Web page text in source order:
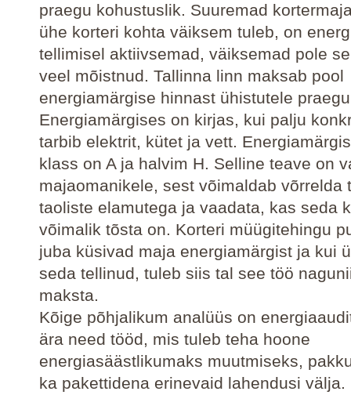
praegu kohustuslik. Suuremad
ühe korteri kohta väiksem tuleb, on
tellimisel aktiivsemad, väiksemad pole
veel mõistnud. Tallinna linn maksab pool
energiamärgise hinnast ühistutele
Energiamärgises on kirjas, kui palju
tarbib elektrit, kütet ja vett.
klass on A ja halvim H. Selline teave on
majaomanikele, sest võimaldab võrrelda
taoliste elamutega ja vaadata, kas seda
võimalik tõsta on. Korteri müügitehingu
juba küsivad maja energiamärgist ja kui
seda tellinud, tuleb siis tal see töö
maksta.
Kõige põhjalikum analüüs on
ära need tööd, mis tuleb teha hoone
energiasäästlikumaks muutmiseks,
ka pakettidena erinevaid lahendusi välja.